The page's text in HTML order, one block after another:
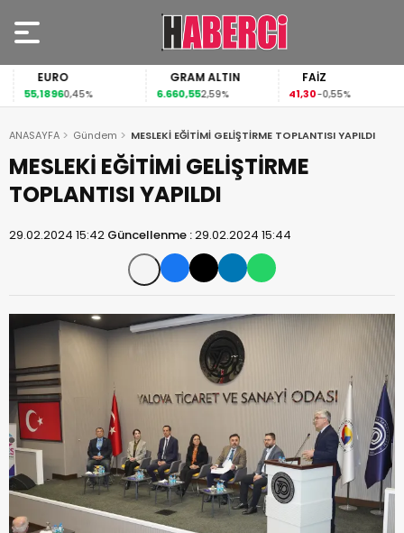
EURO
55,18960,45%
GRAM ALTIN
6.660,552,59%
FAİZ
41,30-0,55%
ANASAYFA Gündem MESLEKİ EĞİTİMİ GELİŞTİRME TOPLANTISI YAPILDI
MESLEKİ EĞİTİMİ GELİŞTİRME
TOPLANTISI YAPILDI
29.02.2024 15:42 Güncellenme :29.02.2024 15:44